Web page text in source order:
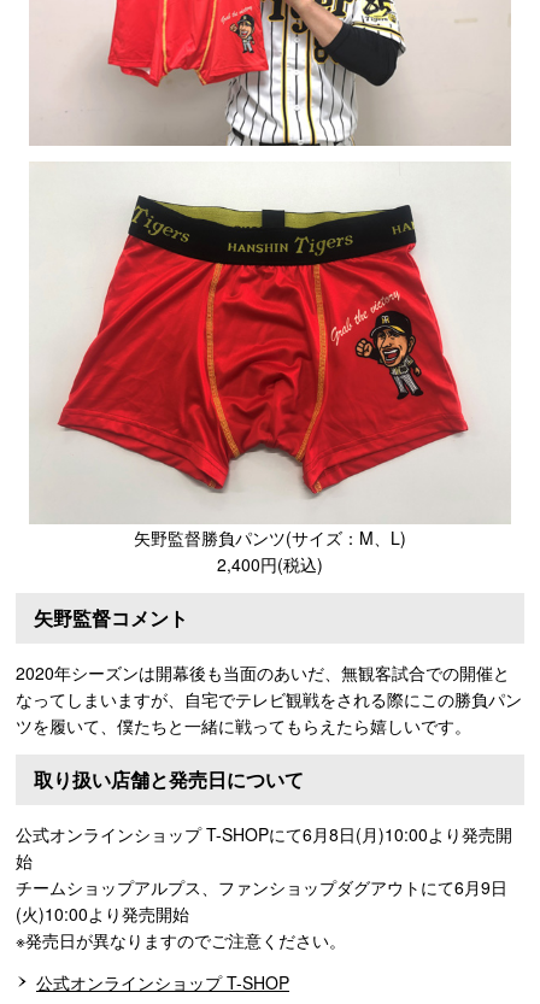
矢野監督勝負パンツ(サイズ：M、L)
2,400円(税込)
矢野監督コメント
2020年シーズンは開幕後も当面のあいだ、無観客試合での開催と
なってしまいますが、自宅でテレビ観戦をされる際にこの勝負パン
ツを履いて、僕たちと一緒に戦ってもらえたら嬉しいです。
取り扱い店舗と発売日について
公式オンラインショップ T-SHOPにて6月8日(月)10:00より発売開
始
チームショップアルプス、ファンショップダグアウトにて6月9日
(火)10:00より発売開始
※発売日が異なりますのでご注意ください。
公式オンラインショップ T-SHOP